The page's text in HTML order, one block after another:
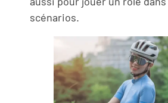
scénarios.